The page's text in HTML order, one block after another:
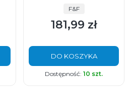
PRODUCENT
F&F
Cena
181,99 zł
DO KOSZYKA
Dostępność: 10 szt.